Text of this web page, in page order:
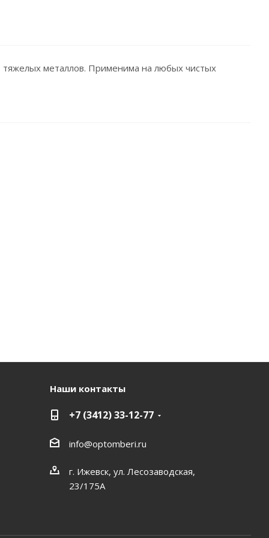
металлов. Применима на любых чистых
Наши контакты
+7 (3412) 33-12-77
info@optomberi.ru
г. Ижевск, ул. Лесозаводская,
23/175А